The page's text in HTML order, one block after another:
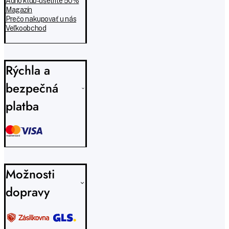
Magazín
Prečo nakupovať u nás
Veľkoobchod
Rýchla a
bezpečná
platba
Možnosti
dopravy